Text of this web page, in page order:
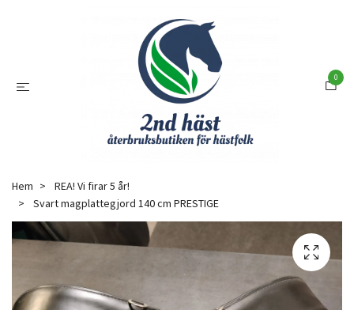
0
Hem
REA! Vi firar 5 år!
Svart magplattegjord 140 cm PRESTIGE